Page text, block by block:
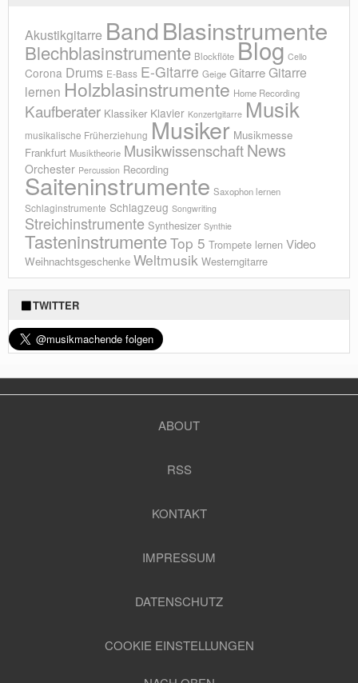
Akustikgitarre BandBlasinstrumente
Blechblasinstrumente Blockflöte Blog Cello
Corona Drums E-Bass E-Gitarre Geige GitarreGitarre
lernen Holzblasinstrumente Home Recording
Kaufberater Klassiker Klavier Konzertgitarre Musik
musikalische Früherziehung Musiker Musikmesse
Frankfurt Musiktheorie MusikwissenschaftNews
Orchester Percussion Recording
Saiteninstrumente Saxophon lernen
Schlaginstrumente Schlagzeug Songwriting
Streichinstrumente Synthesizer Synthie
TasteninstrumenteTop 5 Trompete lernen Video
Weihnachtsgeschenke Weltmusik Westerngitarre
TWITTER
ABOUT
RSS
KONTAKT
IMPRESSUM
DATENSCHUTZ
COOKIE EINSTELLUNGEN